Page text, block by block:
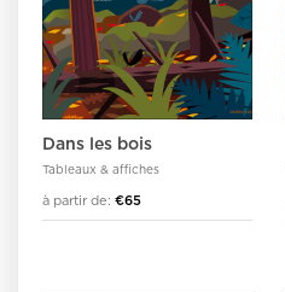
Dans les bois
Tableaux & affiches
à partir de: €65